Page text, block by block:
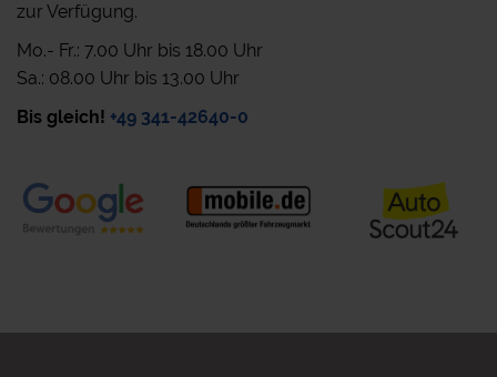
zur Verfügung.
Mo.- Fr.: 7.00 Uhr bis 18.00 Uhr
Sa.: 08.00 Uhr bis 13.00 Uhr
Bis gleich! +49 341-42640-0